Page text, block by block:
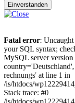
Einverstanden
Fatal error:
your SQL syntax;
MySQL server version
rechnungs' at line 1 in
/is/htdocs/
Stack trace: #0
/is/htdocs/